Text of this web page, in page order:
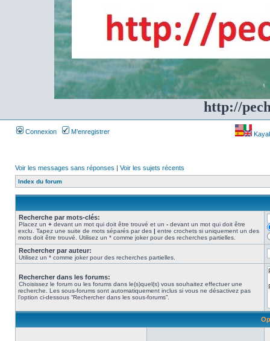
http://
Connexion M’enregistrer
Voir les messages sans réponses | Voir les sujets récents
Index du forum
Recherche par mots-clés:
Placez un + devant un mot qui doit être trouvé et un - devant un mot qui doit être
exclu. Tapez une suite de mots séparés par des | entre crochets si uniquement un des
mots doit être trouvé. Utilisez un * comme joker pour des recherches partielles.
Rechercher par auteur:
Utilisez un * comme joker pour des recherches partielles.
Rechercher dans les forums:
Choisissez le forum ou les forums dans le(s)quel(s) vous souhaitez effectuer une
recherche. Les sous-forums sont automatiquement inclus si vous ne désactivez pas
l’option ci-dessous “Rechercher dans les sous-forums”.